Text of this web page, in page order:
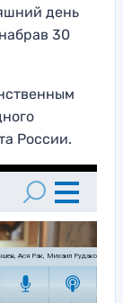
день
30
России.